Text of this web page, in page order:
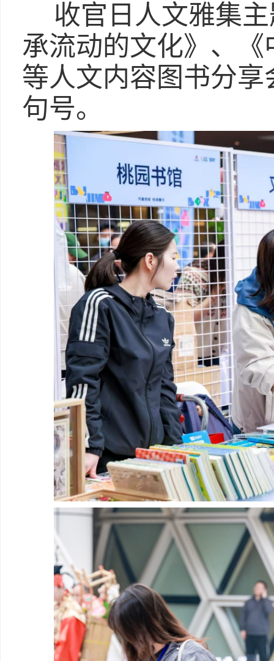
收官日人文雅集
承流动的文化》、
等人文内容图书分
句号。